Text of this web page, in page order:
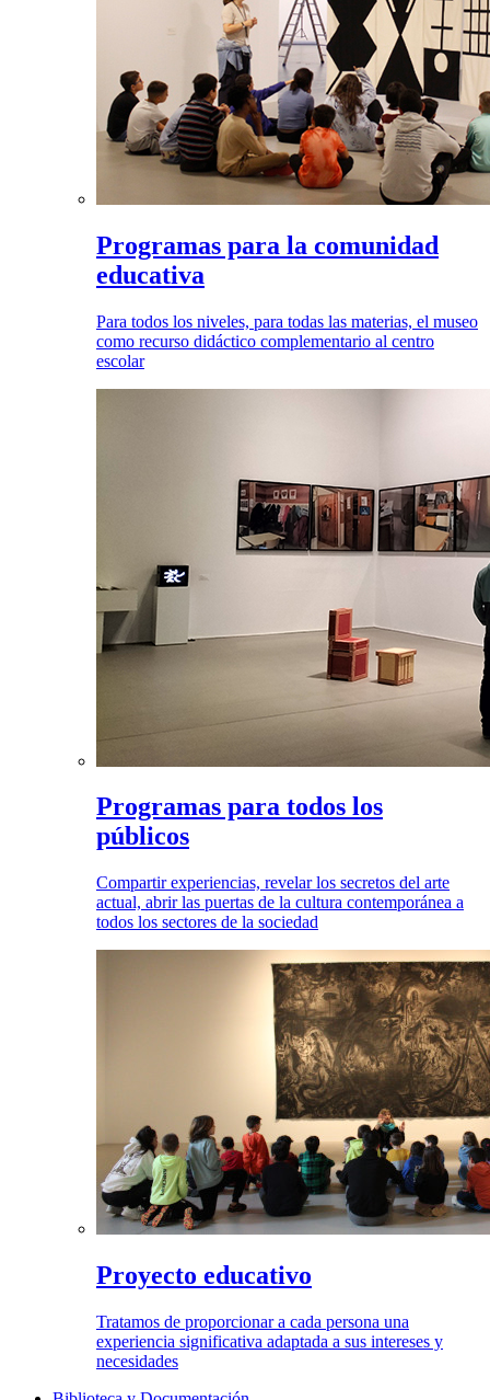
Programas para la comunidad
educativa
Para todos los niveles, para todas las materias, el museo
como recurso didáctico complementario al centro
escolar
Programas para todos los
públicos
Compartir experiencias, revelar los secretos del arte
actual, abrir las puertas de la cultura contemporánea a
todos los sectores de la sociedad
Proyecto educativo
Tratamos de proporcionar a cada persona una
experiencia significativa adaptada a sus intereses y
necesidades